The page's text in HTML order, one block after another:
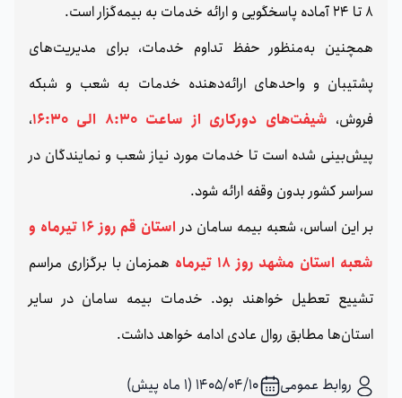
8 تا 24 آماده پاسخگویی و ارائه خدمات به بیمه‌گزار است.
همچنین به‌منظور حفظ تداوم خدمات، برای مدیریت‌های
پشتیبان و واحدهای ارائه‌دهنده خدمات به شعب و شبکه
فروش، شیفت‌های دورکاری از ساعت 8:30 الی 16:30
،
پیش‌بینی شده است تا خدمات مورد نیاز شعب و نمایندگان در
سراسر کشور بدون وقفه ارائه شود.
بر این اساس، شعبه بیمه سامان در
استان قم روز 16 تیرماه و
شعبه استان مشهد روز 18 تیرماه
همزمان با برگزاری مراسم
تشییع تعطیل خواهند بود. خدمات بیمه سامان در سایر
استان‌ها مطابق روال عادی ادامه خواهد داشت.
روابط عمومی 1405/04/10 (1 ماه پیش)